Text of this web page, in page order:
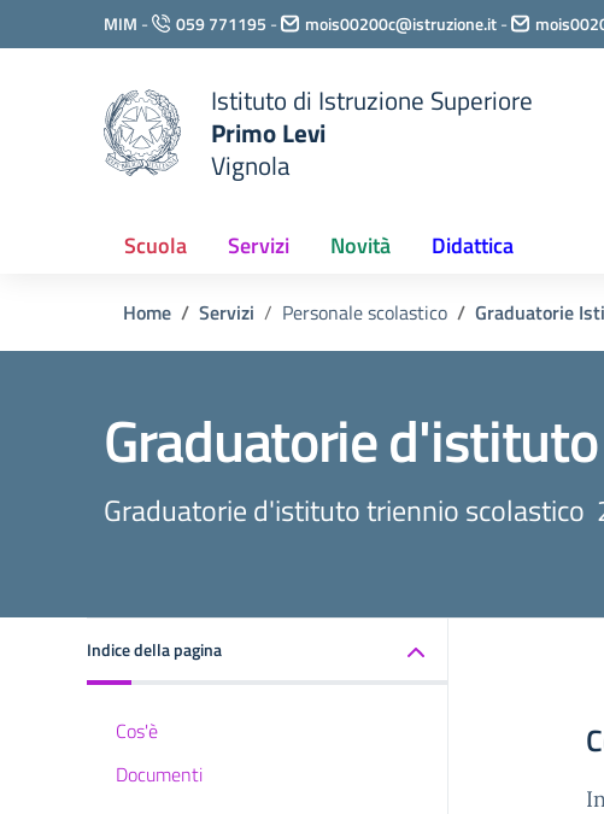
Vai ai contenuti
Vai al menu di navigazione
MIM - 059 771195 - mois00200c@istruzione.it-
Istituto di Istruzione Superiore
Primo Levi
Vignola
Scuola Servizi Novità Didattica
Home Servizi Personale scolastico Graduatorie
Graduatorie d'istituto
Graduatorie d'istituto triennio
Indice della pagina
Cos'è
Documenti